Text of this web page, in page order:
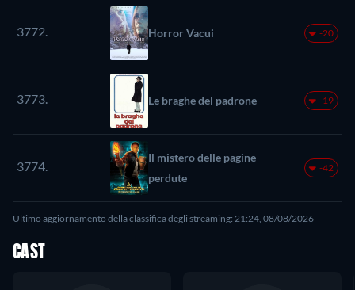
3772. Horror Vacui -20
3773. Le braghe del padrone -19
3774.
Il mistero delle pagine
perdute
-42
Ultimo aggiornamento della classifica degli streaming: 21:24, 08/08/2026
CAST